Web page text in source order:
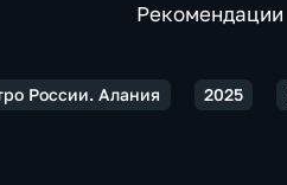
Рекомендации
России. Алания 2025